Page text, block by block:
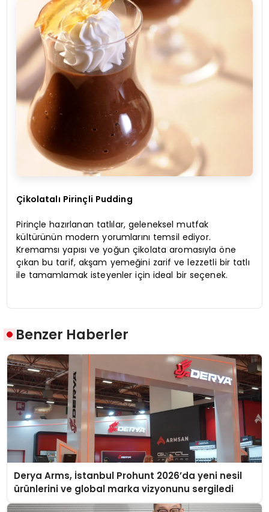
Çikolatalı Pirinçli Pudding
Pirinçle hazırlanan tatlılar, geleneksel mutfak
kültürünün modern yorumlarını temsil ediyor.
Kremamsı yapısı ve yoğun çikolata aromasıyla öne
çıkan bu tarif, akşam yemeğini zarif ve lezzetli bir tatlı
ile tamamlamak isteyenler için ideal bir seçenek.
Benzer Haberler
Derya Arms, İstanbul Prohunt 2026’da yeni nesil
ürünlerini ve global marka vizyonunu sergiledi